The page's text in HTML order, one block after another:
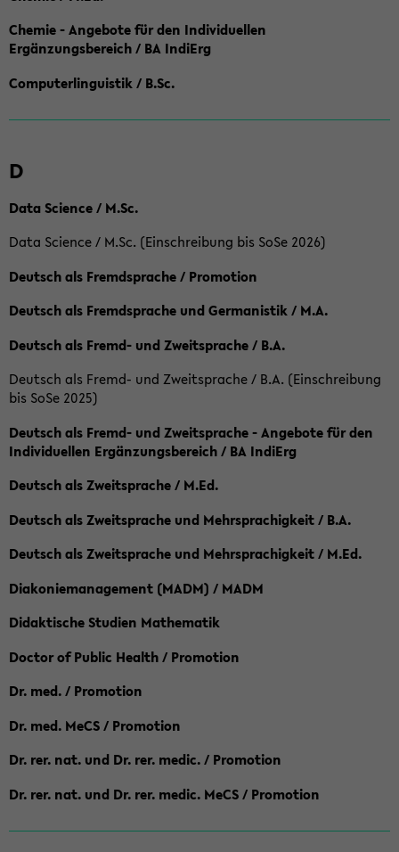
Chemie - Angebote für den Individuellen
Ergänzungsbereich / BA IndiErg
Computerlinguistik / B.Sc.
D
Data Science / M.Sc.
Data Science / M.Sc. (Einschreibung bis SoSe 2026)
Deutsch als Fremdsprache / Promotion
Deutsch als Fremdsprache und Germanistik / M.A.
Deutsch als Fremd- und Zweitsprache / B.A.
Deutsch als Fremd- und Zweitsprache / B.A. (Einschreibung
bis SoSe 2025)
Deutsch als Fremd- und Zweitsprache - Angebote für den
Individuellen Ergänzungsbereich / BA IndiErg
Deutsch als Zweitsprache / M.Ed.
Deutsch als Zweitsprache und Mehrsprachigkeit / B.A.
Deutsch als Zweitsprache und Mehrsprachigkeit / M.Ed.
Diakoniemanagement (MADM) / MADM
Didaktische Studien Mathematik
Doctor of Public Health / Promotion
Dr. med. / Promotion
Dr. med. MeCS / Promotion
Dr. rer. nat. und Dr. rer. medic. / Promotion
Dr. rer. nat. und Dr. rer. medic. MeCS / Promotion